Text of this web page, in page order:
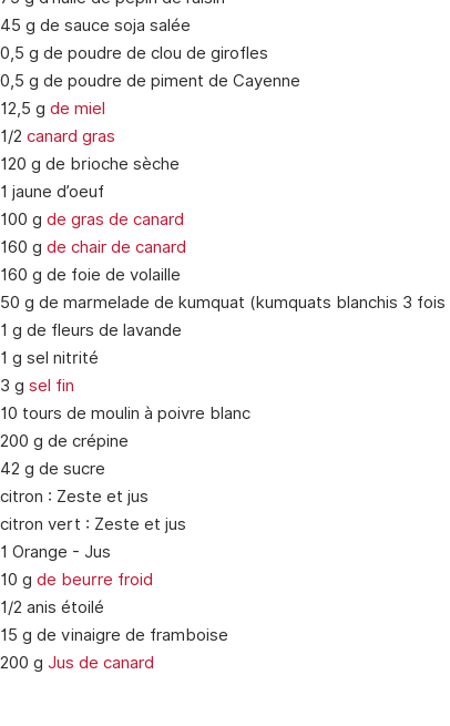
45 g de sauce soja salée
0,5 g de poudre de clou de girofles
0,5 g de poudre de piment de Cayenne
12,5 g de miel
1/2 canard gras
120 g de brioche sèche
1 jaune d’oeuf
100 g de gras de canard
160 g de chair de canard
160 g de foie de volaille
50 g de marmelade de kumquat (kumquats blanchis 3
1 g de fleurs de lavande
1 g sel nitrité
3 g sel fin
10 tours de moulin à poivre blanc
200 g de crépine
42 g de sucre
citron : Zeste et jus
citron vert : Zeste et jus
1 Orange - Jus
10 g de beurre froid
1/2 anis étoilé
15 g de vinaigre de framboise
200 g Jus de canard